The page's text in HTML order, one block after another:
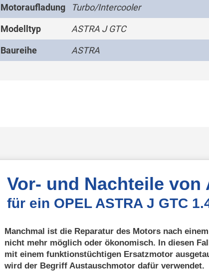
Motoraufladung Turbo/Intercooler
Modelltyp ASTRA J GTC
Baureihe ASTRA
Vor- und Nachteile
für ein OPEL ASTRA J GTC
Manchmal ist die Reparatur des Motors nach
nicht mehr möglich oder ökonomisch. In diesen
mit einem funktionstüchtigen Ersatzmotor
wird der Begriff Austauschmotor dafür verwendet.